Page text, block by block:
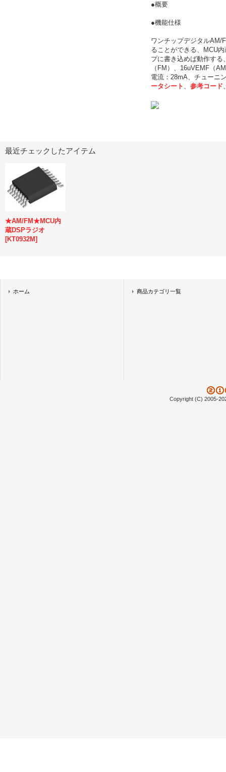
●概要
●機能仕様
ワンチップデジタルAM/
ることができる、MCU
プに書き込めば動作す
（FM）、16uVEMF（
電流：28mA、チューニ
ータシート 、 参考コード
最近チェックしたアイテム
★AM/FM★MCU内
蔵DSPラジオ
[KT0932M]
ホーム 商品カテゴリ一覧
Copyright (C) 2005-